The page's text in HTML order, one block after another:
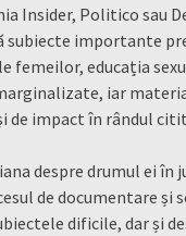
Insider, Politico sau
subiecte importante
femeilor, educația
iar
de impact în rândul
despre drumul ei în
de documentare și
dificile, dar și